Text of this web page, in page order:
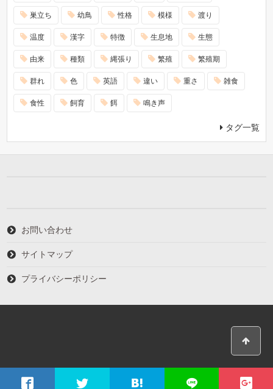
巣立ち 幼鳥 性格 模様 渡り
温度 漢字 特徴 生息地 生態
由来 種類 縄張り 繁殖 繁殖期
群れ 色 英語 違い 重さ 雑食
食性 飼育 餌 鳴き声
タグ一覧
お問い合わせ
サイトマップ
プライバシーポリシー